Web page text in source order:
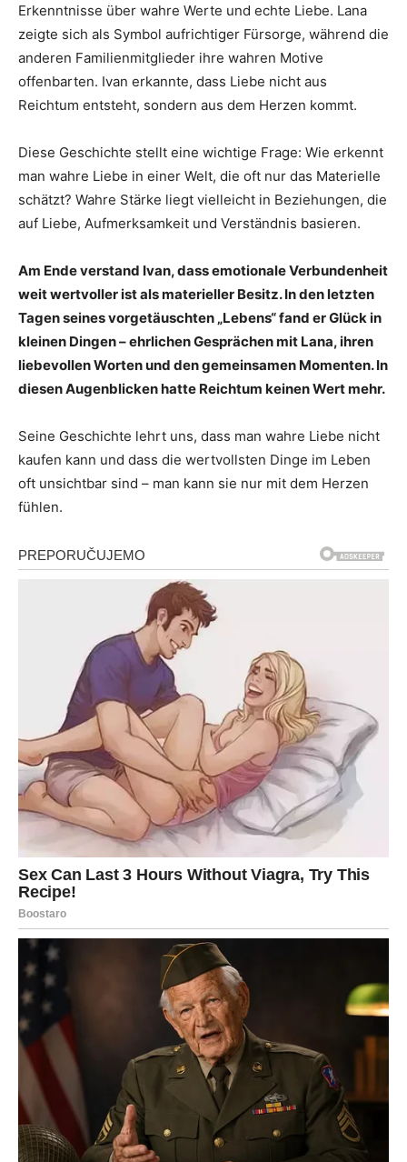
Erkenntnisse über wahre Werte und echte Liebe. Lana
zeigte sich als Symbol aufrichtiger Fürsorge, während die
anderen Familienmitglieder ihre wahren Motive
offenbarten. Ivan erkannte, dass Liebe nicht aus
Reichtum entsteht, sondern aus dem Herzen kommt.
Diese Geschichte stellt eine wichtige Frage: Wie erkennt
man wahre Liebe in einer Welt, die oft nur das Materielle
schätzt? Wahre Stärke liegt vielleicht in Beziehungen, die
auf Liebe, Aufmerksamkeit und Verständnis basieren.
Am Ende verstand Ivan, dass emotionale Verbundenheit
weit wertvoller ist als materieller Besitz. In den letzten
Tagen seines vorgetäuschten „Lebens“ fand er Glück in
kleinen Dingen – ehrlichen Gesprächen mit Lana, ihren
liebevollen Worten und den gemeinsamen Momenten. In
diesen Augenblicken hatte Reichtum keinen Wert mehr.
Seine Geschichte lehrt uns, dass man wahre Liebe nicht
kaufen kann und dass die wertvollsten Dinge im Leben
oft unsichtbar sind – man kann sie nur mit dem Herzen
fühlen.